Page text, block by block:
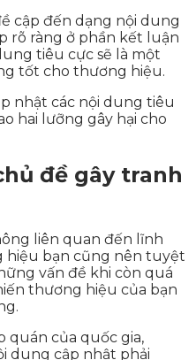
cập đến dạng nội dung
rõ ràng ở phần kết luận
tiêu cực sẽ là một
tốt cho thương hiệu.
nhật các nội dung tiêu
hai lưỡng gây hại cho
đề gây tranh
liên quan đến lĩnh
hiệu bạn cũng nên tuyệt
vấn đề khi còn quá
thương hiệu của bạn
quán của quốc gia,
dung cập nhật phải